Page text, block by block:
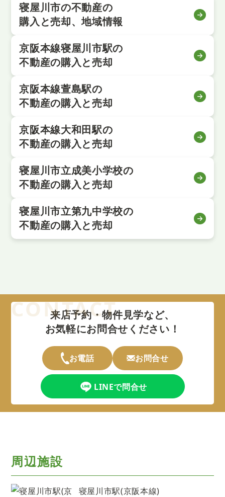
寝屋川市の不動産の
購入と売却、地域情報
京阪本線寝屋川市駅の
不動産の購入と売却
京阪本線萱島駅の
不動産の購入と売却
京阪本線大和田駅の
不動産の購入と売却
寝屋川市立成美小学校の
不動産の購入と売却
寝屋川市立第九中学校の
不動産の購入と売却
来店予約・物件見学など、
お気軽にお問合せください！
お電話 お問合せ
LINEで問合せ
周辺施設
寝屋川市駅(京阪本線)